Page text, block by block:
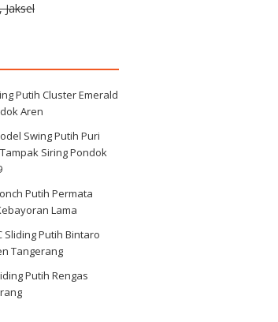
Jaksel
Putih Cluster Emerald
Aren
Swing Putih Puri
Siring Pondok
Putih Permata
Lama
Sliding Putih Bintaro
Tangerang
Putih Rengas